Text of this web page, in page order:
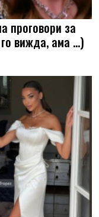
проговори за
вижда, ама …)